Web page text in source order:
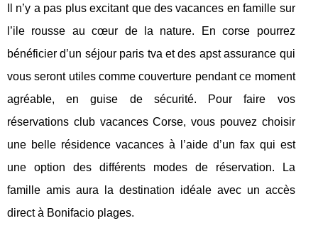
Il n’y a pas plus excitant que des vacances en famille sur
l’ile rousse au cœur de la nature. En corse pourrez
bénéficier d’un séjour paris tva et des apst assurance qui
vous seront utiles comme couverture pendant ce moment
agréable, en guise de sécurité. Pour faire vos
réservations club vacances Corse, vous pouvez choisir
une belle résidence vacances à l’aide d’un fax qui est
une option des différents modes de réservation. La
famille amis aura la destination idéale avec un accès
direct à Bonifacio plages.